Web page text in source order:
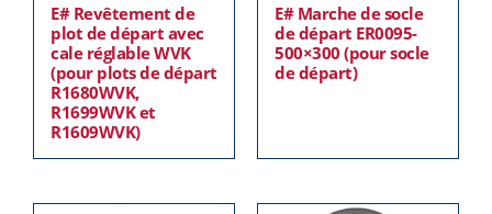
E# Revêtement de
plot de départ avec
cale réglable WVK
(pour plots de départ
R1680WVK,
R1699WVK et
R1609WVK)
E# Marche de socle
de départ ER0095-
500×300 (pour socle
de départ)